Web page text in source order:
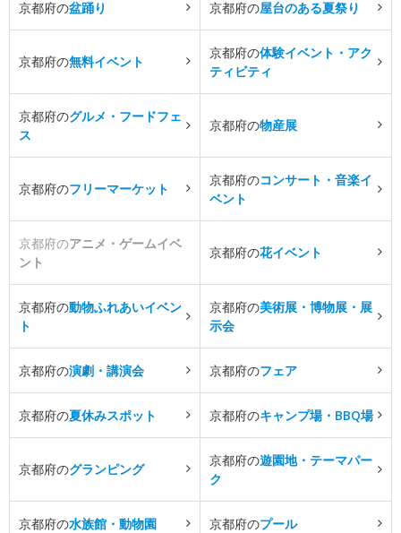
京都府の盆踊り 京都府の屋台のある夏祭り
京都府の無料イベント
京都府の体験イベント・アク
ティビティ
京都府のグルメ・フードフェ
ス
京都府の物産展
京都府のフリーマーケット
京都府のコンサート・音楽イ
ベント
京都府のアニメ・ゲームイベ
ント
京都府の花イベント
京都府の動物ふれあいイベン
ト
京都府の美術展・博物展・展
示会
京都府の演劇・講演会 京都府のフェア
京都府の夏休みスポット 京都府のキャンプ場・BBQ場
京都府のグランピング
京都府の遊園地・テーマパー
ク
京都府の水族館・動物園 京都府のプール